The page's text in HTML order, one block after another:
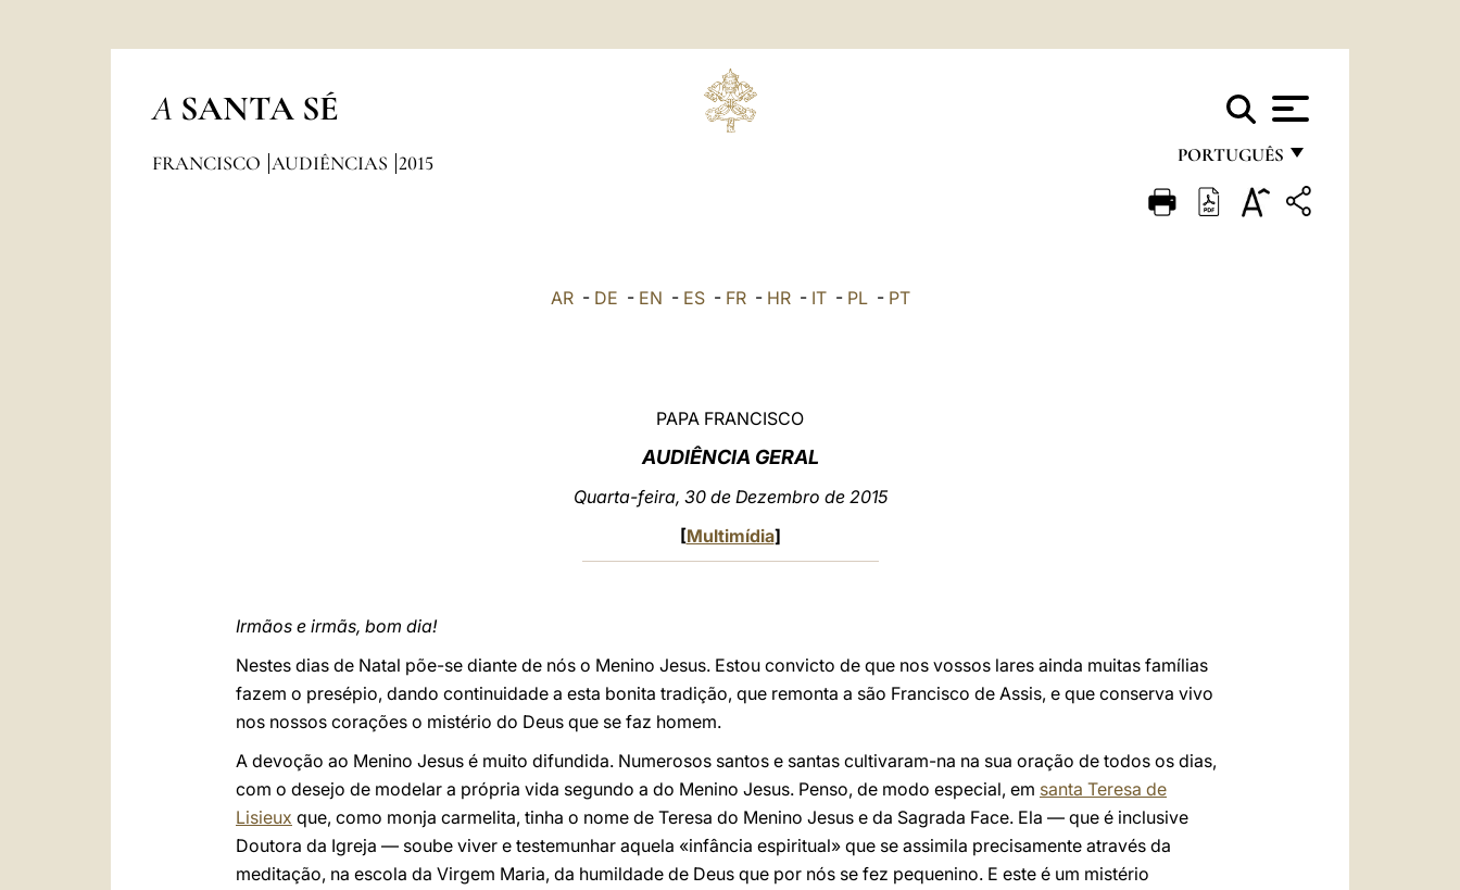
A SANTA SÉ
PORTUGUÊS
FRANÇAIS
FRANCISCO AUDIÊNCIAS 2015
AR- DE - EN - ES- FR- HR- IT- PL- PT
PAPA FRANCISCO
AUDIÊNCIA GERAL
Quarta-feira, 30 de Dezembro de 2015
[Multimídia]
Irmãos e irmãs, bom dia!
Nestes dias de Natal põe-se diante de nós o Menino Jesus. Estou convicto de que nos vossos lares ainda muitas famílias
fazem o presépio, dando continuidade a esta bonita tradição, que remonta a são Francisco de Assis, e que conserva vivo
nos nossos corações o mistério do Deus que se faz homem.
A devoção ao Menino Jesus é muito difundida. Numerosos santos e santas cultivaram-na na sua oração de todos os dias,
com o desejo de modelar a própria vida segundo a do Menino Jesus. Penso, de modo especial, em santa Teresa de
Lisieux que, como monja carmelita, tinha o nome de Teresa do Menino Jesus e da Sagrada Face. Ela — que é inclusive
Doutora da Igreja — soube viver e testemunhar aquela «infância espiritual» que se assimila precisamente através da
meditação, na escola da Virgem Maria, da humildade de Deus que por nós se fez pequenino. E este é um mistério